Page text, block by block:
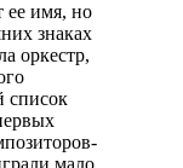
ее имя, но
знаках
оркестр,
список